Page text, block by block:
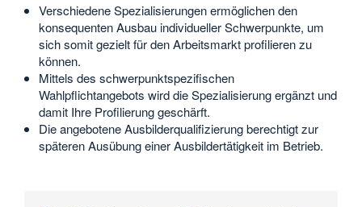
Verschiedene Spezialisierungen ermöglichen den
konsequenten Ausbau individueller Schwerpunkte, um
sich somit gezielt für den Arbeitsmarkt profilieren zu
können.
Mittels des schwerpunktspezifischen
Wahlpflichtangebots wird die Spezialisierung ergänzt und
damit Ihre Profilierung geschärft.
Die angebotene Ausbilderqualifizierung berechtigt zur
späteren Ausübung einer Ausbildertätigkeit im Betrieb.